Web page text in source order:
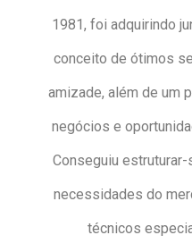
1981, foi adquirindo
conceito de ótimos
amizade, além de um
negócios e
Conseguiu
necessidades do
técnicos